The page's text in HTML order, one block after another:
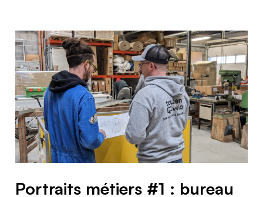
Portraits métiers #1 : bureau